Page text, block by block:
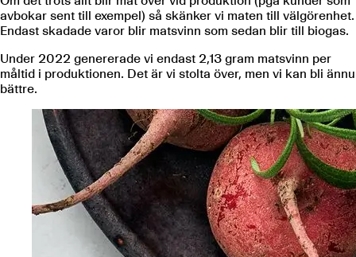
avbokar sent till exempel) så skänker vi maten till välgörenhet.
Endast skadade varor blir matsvinn som sedan blir till biogas.
Under 2022 genererade vi endast 2,13 gram matsvinn per
måltid i produktionen. Det är vi stolta över, men vi kan bli ännu
bättre.